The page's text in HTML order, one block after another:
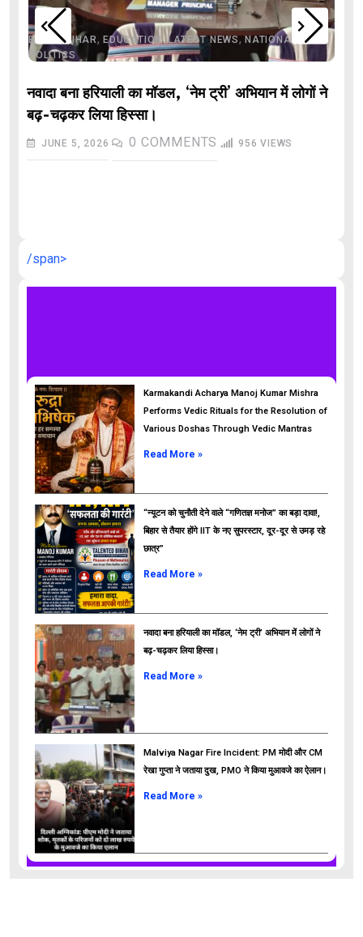
BIHAR,BIHAR, EDUCATION,LATEST NEWS,NATIONAL
POLITICS
नवादा बना हरियाली का मॉडल, ‘नेम ट्री’ अभियान में लोगों ने
बढ़-चढ़कर लिया हिस्सा।
JUNE 5, 2026 0 COMMENTS 956 VIEWS
/span>
ads
Karmakandi Acharya Manoj Kumar Mishra
Performs Vedic Rituals for the Resolution of
Various Doshas Through Vedic Mantras
Read More »
“न्यूटन को चुनौती देने वाले “गणितज्ञ मनोज” का बड़ा दावा!,
बिहार से तैयार होंगे IIT के नए सुपरस्टार, दूर-दूर से उमड़ रहे
छात्र”
Read More »
नवादा बना हरियाली का मॉडल, ‘नेम ट्री’ अभियान में लोगों ने
बढ़-चढ़कर लिया हिस्सा।
Read More »
Malviya Nagar Fire Incident: PM मोदी और CM
रेखा गुप्ता ने जताया दुख, PMO ने किया मुआवजे का ऐलान।
Read More »